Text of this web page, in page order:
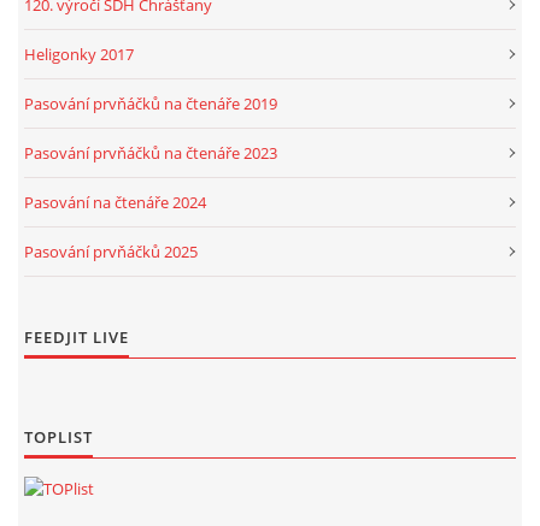
120. výročí SDH Chrášťany
Heligonky 2017
Pasování prvňáčků na čtenáře 2019
Pasování prvňáčků na čtenáře 2023
Pasování na čtenáře 2024
Pasování prvňáčků 2025
FEEDJIT LIVE
TOPLIST